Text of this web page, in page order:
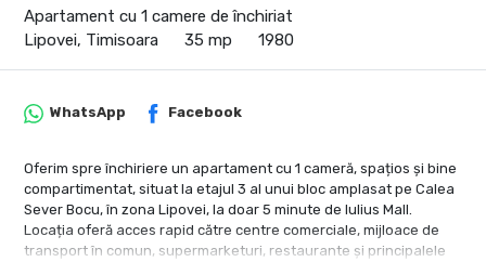
Apartament cu 1 camere de închiriat
Lipovei, Timisoara
35 mp 1980
WhatsApp Facebook
Oferim spre închiriere un apartament cu 1 cameră, spațios și bine
compartimentat, situat la etajul 3 al unui bloc amplasat pe Calea
Sever Bocu, în zona Lipovei, la doar 5 minute de Iulius Mall.
Locația oferă acces rapid către centre comerciale, mijloace de
transport în comun, supermarketuri, restaurante și principalele